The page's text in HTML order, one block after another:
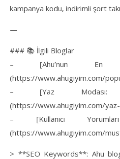
kampanya kodu, indirimli şort
—
### 📚 İlgili Bloglar
– [Ahu’nun En
(https://www.ahugiyim.com/
– [Yaz Modası:
(https://www.ahugiyim.com/
– [Kullanıcı
(https://www.ahugiyim.com/
> **SEO Keywords**: Ahu